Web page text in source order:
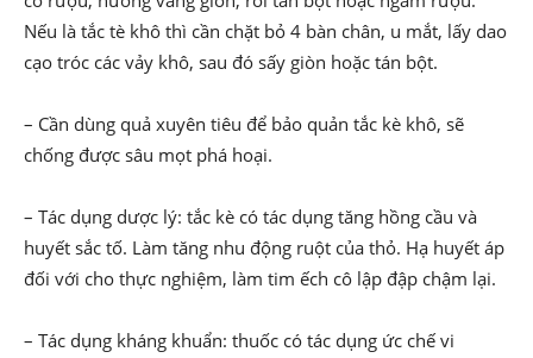
Nếu là tắc tè khô thì cần chặt bỏ 4 bàn chân, u mắt, lấy dao
cạo tróc các vảy khô, sau đó sấy giòn hoặc tán bột.
– Cần dùng quả xuyên tiêu để bảo quản tắc kè khô, sẽ
chống được sâu mọt phá hoại.
– Tác dụng dược lý: tắc kè có tác dụng tăng hồng cầu và
huyết sắc tố. Làm tăng nhu động ruột của thỏ. Hạ huyết áp
đối với cho thực nghiệm, làm tim ếch cô lập đập chậm lại.
– Tác dụng kháng khuẩn: thuốc có tác dụng ức chế vi